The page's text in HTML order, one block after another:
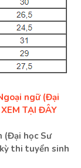
ngữ (Đại
TẠI ĐÂY
(Đại học Sư
thi tuyển sinh